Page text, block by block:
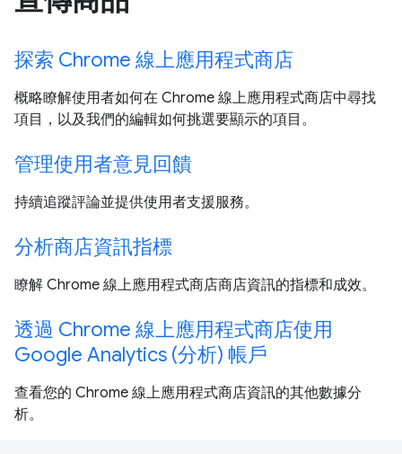
探索 Chrome 線上應用程式商店
概略瞭解使用者如何在 Chrome 線上應用程式商店中尋找
項目，以及我們的編輯如何挑選要顯示的項目。
管理使用者意見回饋
持續追蹤評論並提供使用者支援服務。
分析商店資訊指標
瞭解 Chrome 線上應用程式商店商店資訊的指標和成效。
透過 Chrome 線上應用程式商店使用
Google Analytics (分析) 帳戶
查看您的 Chrome 線上應用程式商店資訊的其他數據分
析。